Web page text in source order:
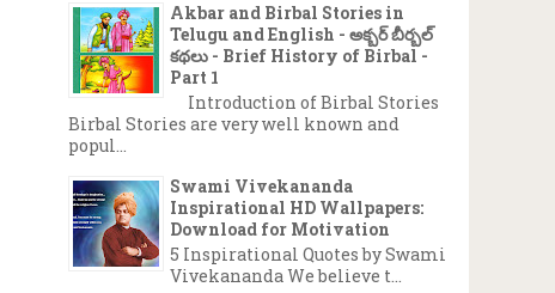
Akbar and Birbal Stories in
Telugu and English - అక్బర్ బీర్బల్
కథలు - Brief History of Birbal -
Part 1
Introduction of Birbal Stories
Birbal Stories are very well known and
popul...
Swami Vivekananda
Inspirational HD Wallpapers:
Download for Motivation
5 Inspirational Quotes by Swami
Vivekananda We believe t...